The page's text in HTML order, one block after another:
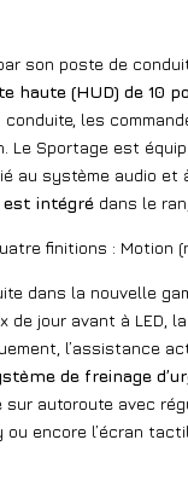
son poste de
haute (HUD) de 10
les
Sportage est
au système audio
est intégré dans le
finitions : Motion
dans la nouvelle
de jour avant à
l’assistance
de freinage
sur autoroute avec
encore l’écran